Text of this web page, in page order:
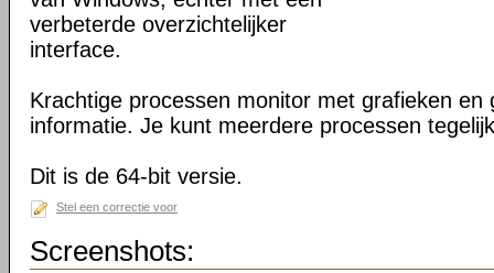
verbeterde overzichtelijker
interface.
Krachtige processen monitor met grafieken en
informatie. Je kunt meerdere processen
Dit is de 64-bit versie.
Stel een correctie voor
Screenshots: